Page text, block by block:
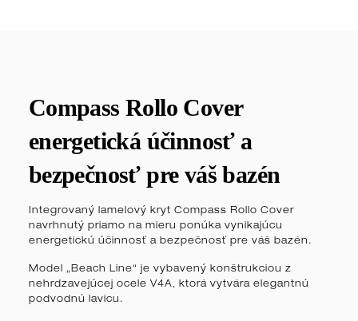
Compass Rollo Cover
energetická účinnosť a
bezpečnosť pre váš bazén
Integrovaný lamelový kryt Compass Rollo Cover
navrhnutý priamo na mieru ponúka vynikajúcu
energetickú účinnosť a bezpečnosť pre váš bazén.
Model „Beach Line“ je vybavený konštrukciou z
nehrdzavejúcej ocele V4A, ktorá vytvára elegantnú
podvodnú lavicu.